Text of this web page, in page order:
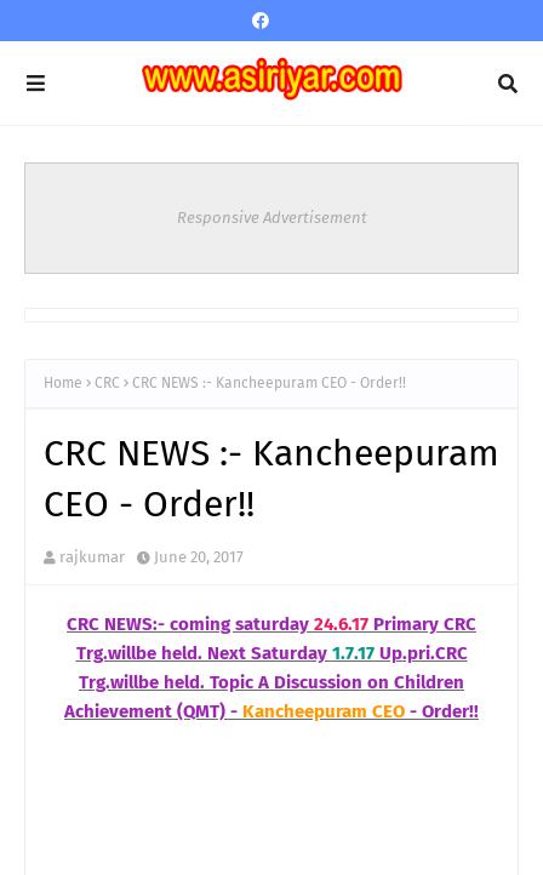
Responsive Advertisement
Home CRC CRC NEWS :- Kancheepuram CEO - Order!!
CRC NEWS :- Kancheepuram
CEO - Order!!
rajkumar June 20, 2017
CRC NEWS:- coming saturday 24.6.17 Primary CRC
Trg.willbe held. Next Saturday 1.7.17Up.pri.CRC
Trg.willbe held. Topic A Discussion on Children
Achievement (QMT) - Kancheepuram CEO - Order!!